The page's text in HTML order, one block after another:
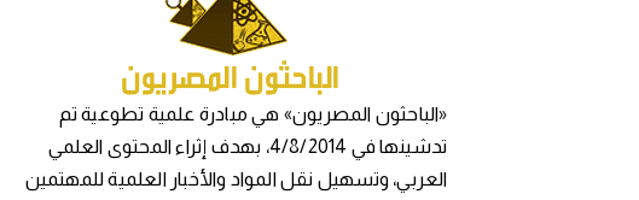
«الباحثون المصريون» هي مبادرة علمية تطوعية تم
تدشينها في 4/8/2014، بهدف إثراء المحتوى العلمي
العربي، وتسهيل نقل المواد والأخبار العلمية للمهتمين